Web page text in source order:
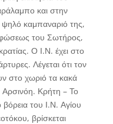
και στην
καμπαναριό της,
του Σωτήρος,
Ο Ι.Ν. έχει στο
Λέγεται ότι τον
στο χωριό τα κακά
Κρήτη – Το
του Ι.Ν. Αγίου
βρίσκεται